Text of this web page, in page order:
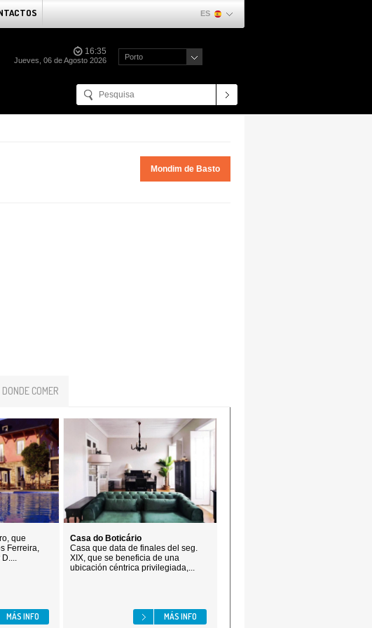
ES
16:36
Jueves, 06 de Agosto 2026 Porto
Mondim de Basto
DONDE COMER
que
Ferreira,
MÁS INFO
Casa do Boticário
Casa que data de finales del seg.
XIX, que se beneficia de una
ubicación céntrica privilegiada,...
MÁS INFO